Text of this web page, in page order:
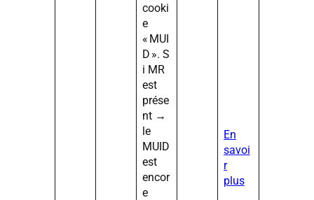
En
savoi
r
plus
cooki
e
« MUI
D ». S
i MR
est
prése
nt →
le
MUID
est
encor
e